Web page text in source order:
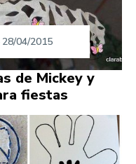
28/04/2015
de Mickey y
fiestas